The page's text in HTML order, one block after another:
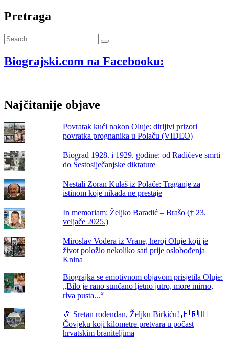
muzeju
Biograd
svečanog
otvorenja
u
umjetnički
Marinka
Pretraga
Search
…
Biograjski.com na Facebooku:
Najčitanije objave
Povratak kući nakon Oluje: dirljivi prizori
povratka prognanika u Polaču (VIDEO)
Biograd 1928. i 1929. godine: od Radićeve smrti
do Šestosiječanjske diktature
Nestali Zoran Kulaš iz Polače: Traganje za
istinom koje nikada ne prestaje
In memoriam: Željko Baradić – Brašo († 23.
veljače 2025.)
Miroslav Vođera iz Vrane, heroj Oluje koji je
život položio nekoliko sati prije oslobođenja
Knina
Biograjka se emotivnom objavom prisjetila Oluje:
„Bilo je rano sunčano ljetno jutro, more mirno,
riva pusta...“
🎉 Sretan rođendan, Željku Birkiću! 🇭🇷🏃‍♂️
Čovjeku koji kilometre pretvara u počast
hrvatskim braniteljima